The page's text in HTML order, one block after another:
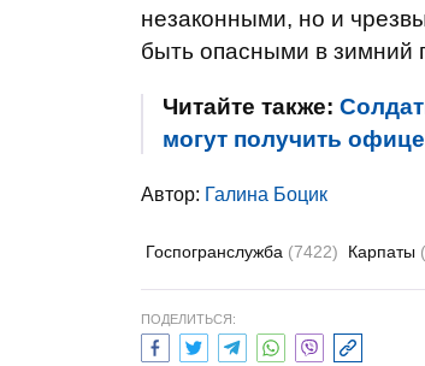
незаконными, но и
быть опасными в зимний
Читайте также:
могут получить
Автор: Галина Боцик
Госпогранслужба (7422) Карпаты
ПОДЕЛИТЬСЯ: